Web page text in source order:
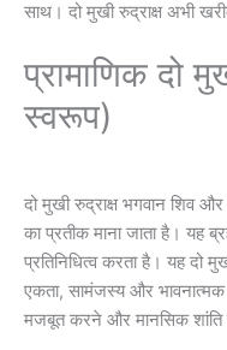
साथ। दो मुखी रुद्राक्ष अभी
प्रामाणिक दो
स्वरूप)
दो मुखी रुद्राक्ष भगवान शिव और
का प्रतीक माना जाता है। यह
प्रतिनिधित्व करता है। यह दो
एकता, सामंजस्य और भावनात्मक
मजबूत करने और मानसिक शांति